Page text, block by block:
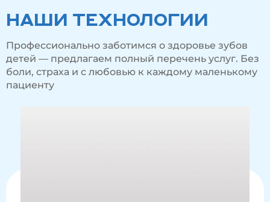
НАШИ ТЕХНОЛОГИИ
Профессионально заботимся о здоровье зубов
детей — предлагаем полный перечень услуг. Без
боли, страха и с любовью к каждому маленькому
пациенту